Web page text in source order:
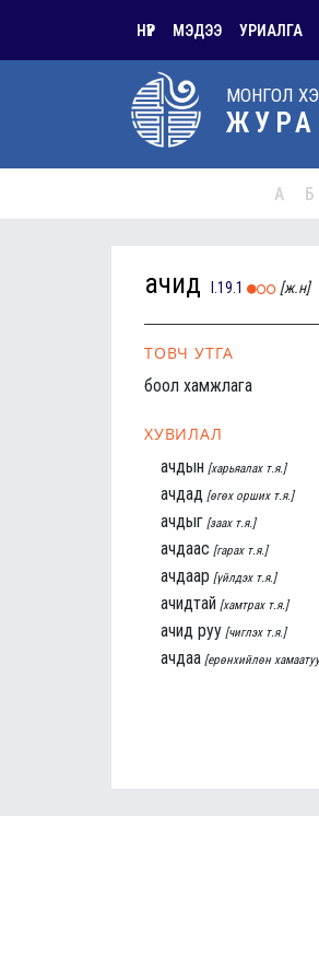
НҮҮР МЭДЭЭ УРИАЛГА
МОНГОЛ
А Б
ачид I.19.1 [ж.н]
ТОВЧ УТГА
боол хамжлага
ХУВИЛАЛ
ачдын [харьяалах т.я.]
ачдад [өгөх орших т.я.]
ачдыг [заах т.я.]
ачдаас [гарах т.я.]
ачдаар [үйлдэх т.я.]
ачидтай [хамтрах т.я.]
ачид руу [чиглэх т.я.]
ачдаа [ерөнхийлөн